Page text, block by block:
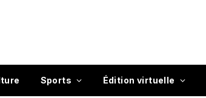
Sports Édition virtuelle